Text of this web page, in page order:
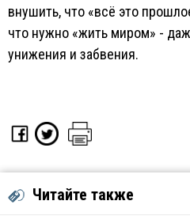
внушить, что «всё это
что нужно «жить миром» -
унижения и забвения.
Читайте также